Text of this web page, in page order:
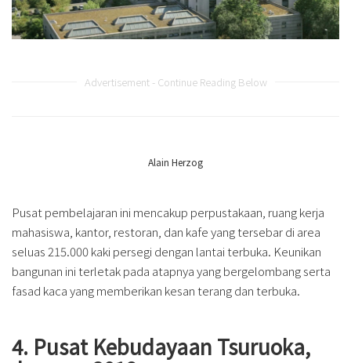
Advertisement - Continue Reading Below
Alain Herzog
Pusat pembelajaran ini mencakup perpustakaan, ruang kerja
mahasiswa, kantor, restoran, dan kafe yang tersebar di area
seluas 215.000 kaki persegi dengan lantai terbuka. Keunikan
bangunan ini terletak pada atapnya yang bergelombang serta
fasad kaca yang memberikan kesan terang dan terbuka.
4. Pusat Kebudayaan Tsuruoka,